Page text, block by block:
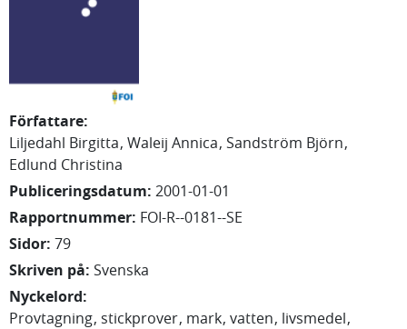
Författare:
Liljedahl Birgitta Waleij Annica Sandström Björn
Edlund Christina
Publiceringsdatum: 2001-01-01
Rapportnummer: FOI-R--0181--SE
Sidor: 79
Skriven på: Svenska
Nyckelord:
Provtagning stickprover mark vatten livsmedel